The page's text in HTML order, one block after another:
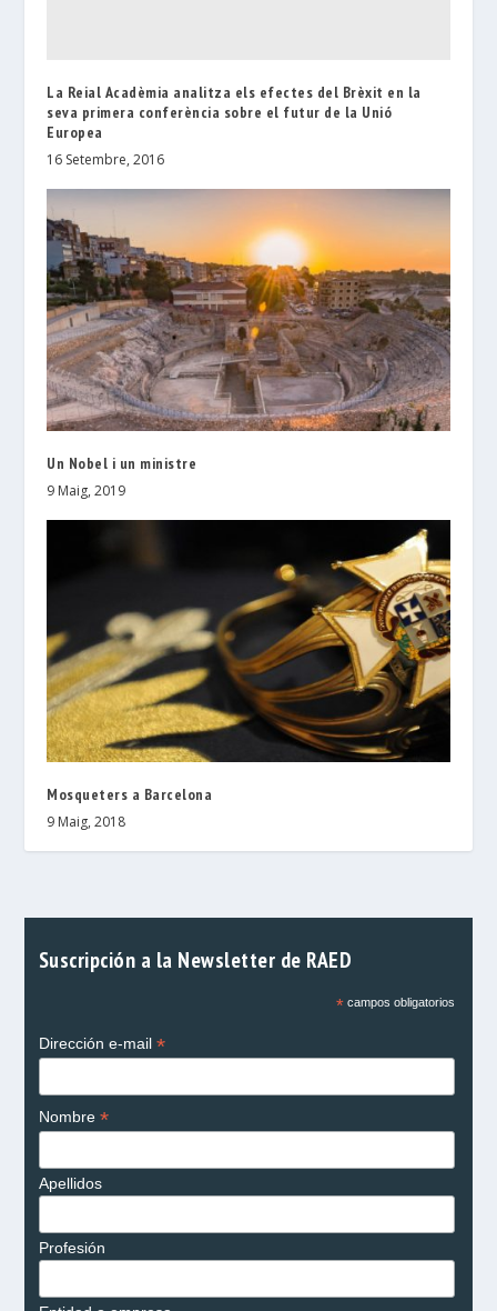
La Reial Acadèmia analitza els efectes del Brèxit en la
seva primera conferència sobre el futur de la Unió
Europea
16 Setembre, 2016
Un Nobel i un ministre
9 Maig, 2019
Mosqueters a Barcelona
9 Maig, 2018
Suscripción a la Newsletter de RAED
*campos obligatorios
Dirección e-mail *
Nombre *
Apellidos
Profesión